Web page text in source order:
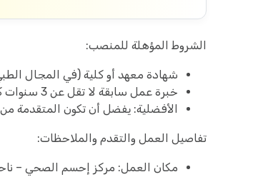
الشروط المؤهلة للمنصب:
شهادة معهد أو كلية (في المجال
خبرة عمل سابقة لا تقل عن 3 سنوات كعاملة صحة مجتمعية أو في عمل مشابه.
الأفضلية: يفضل أن تكون المتقدمة
تفاصيل العمل والتقدم والملاحظات:
مكان العمل: مركز إحسم الصحي –